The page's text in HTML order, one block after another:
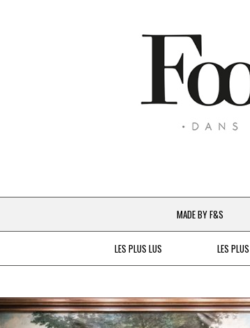
MADE BY F&S
CHEFS &
À LA PETITE
LES PLUS LUS LES